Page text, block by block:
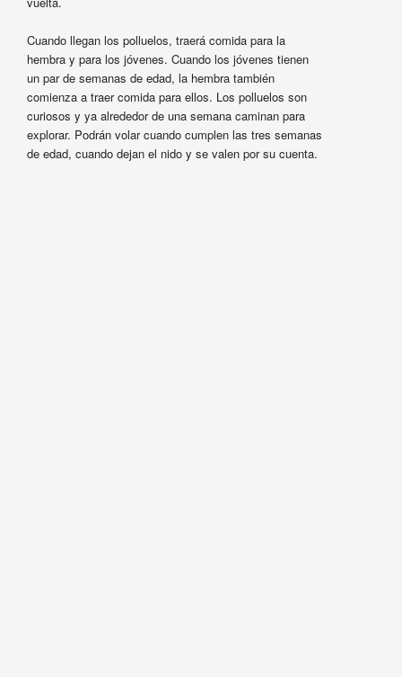
Cuando llegan los polluelos, traerá comida para la
hembra y para los jóvenes. Cuando los jóvenes tienen
un par de semanas de edad, la hembra también
comienza a traer comida para ellos. Los polluelos son
curiosos y ya alrededor de una semana caminan para
explorar. Podrán volar cuando cumplen las tres semanas
de edad, cuando dejan el nido y se valen por su cuenta.